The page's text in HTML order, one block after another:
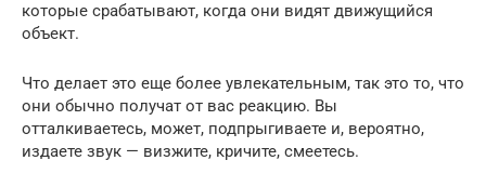
которые срабатывают, когда они видят движущийся
объект.
Что делает это еще более увлекательным, так это то, что
они обычно получат от вас реакцию. Вы
отталкиваетесь, может, подпрыгиваете и, вероятно,
издаете звук — визжите, кричите, смеетесь.